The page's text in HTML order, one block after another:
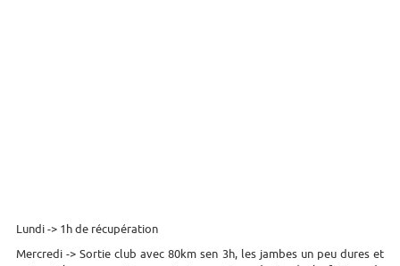
Lundi -> 1h de récupération
Mercredi -> Sortie club avec 80km sen 3h, les jambes un peu dures et